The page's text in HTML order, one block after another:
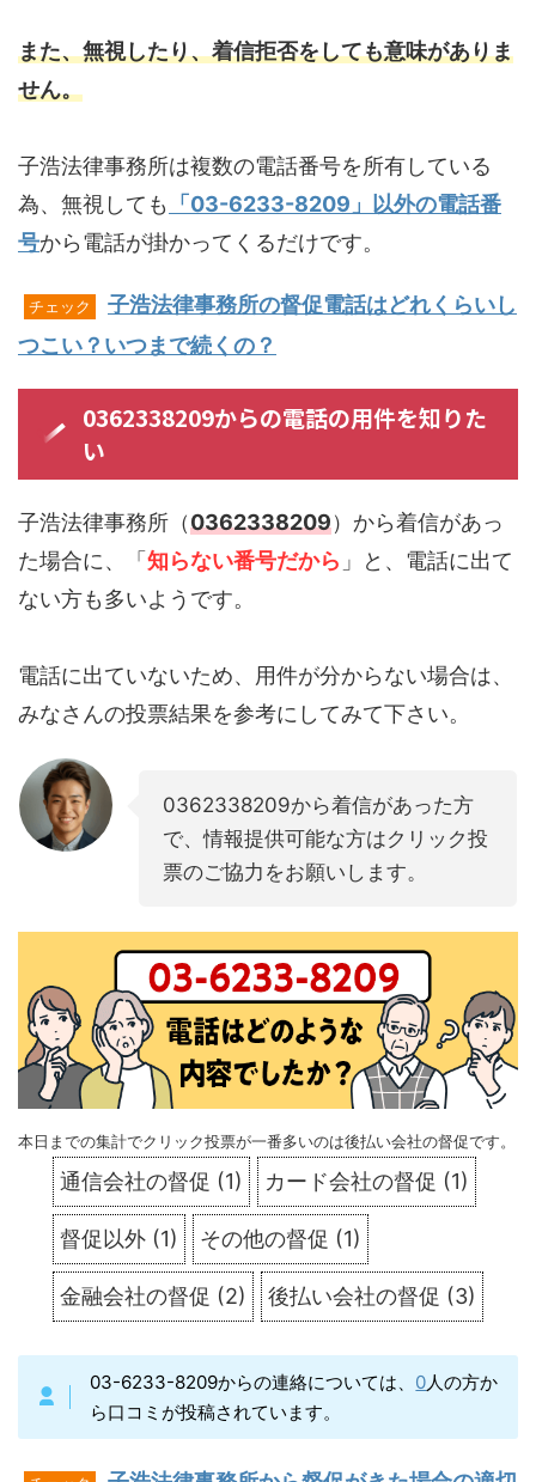
また、無視したり、着信拒否をしても意味がありま
せん。
子浩法律事務所は複数の電話番号を所有している
為、無視しても
「03-6233-8209」以外の電話番
号から電話が掛かってくるだけです。
チェック
子浩法律事務所の督促電話はどれくらいし
つこい？いつまで続くの？
0362338209からの電話の用件を知りた
い
子浩法律事務所（0362338209）から着信があっ
た場合に、「 知らない番号だから 」と、電話に出て
ない方も多いようです。
電話に出ていないため、用件が分からない場合は、
みなさんの投票結果を参考にしてみて下さい。
0362338209から着信があった方
で、情報提供可能な方はクリック投
票のご協力をお願いします。
本日までの集計でクリック投票が一番多いのは後払い会社の督促です。
通信会社の督促 (1) カード会社の督促 (1)
督促以外 (1) その他の督促 (1)
金融会社の督促 (2) 後払い会社の督促 (3)
03-6233-8209からの連絡については、 0人の方か
ら口コミが投稿されています。